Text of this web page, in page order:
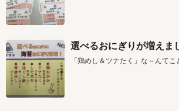
選べるおにぎりが増えま
「鶏めし＆ツナたく」な～んてこ